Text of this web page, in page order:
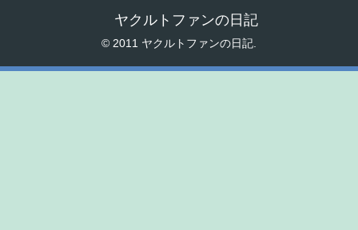
ヤクルトファンの日記
© 2011 ヤクルトファンの日記.